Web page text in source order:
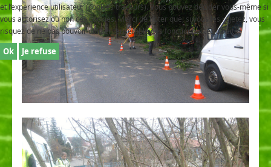
et l’expérience utilisateur (cookies traceurs). Vous pouvez décider vous-même si
vous autorisez ou non ces cookies. Merci de noter que, si vous les rejetez, vous
risquez de ne pas pouvoir utiliser l’ensemble des fonctionnalités du site.
Ok Je refuse